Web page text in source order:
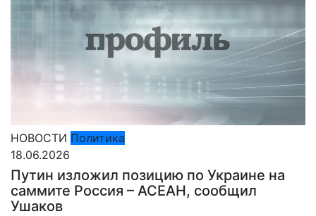
НОВОСТИ Политика
18.06.2026
Путин изложил позицию по Украине на
саммите Россия – АСЕАН, сообщил
Ушаков